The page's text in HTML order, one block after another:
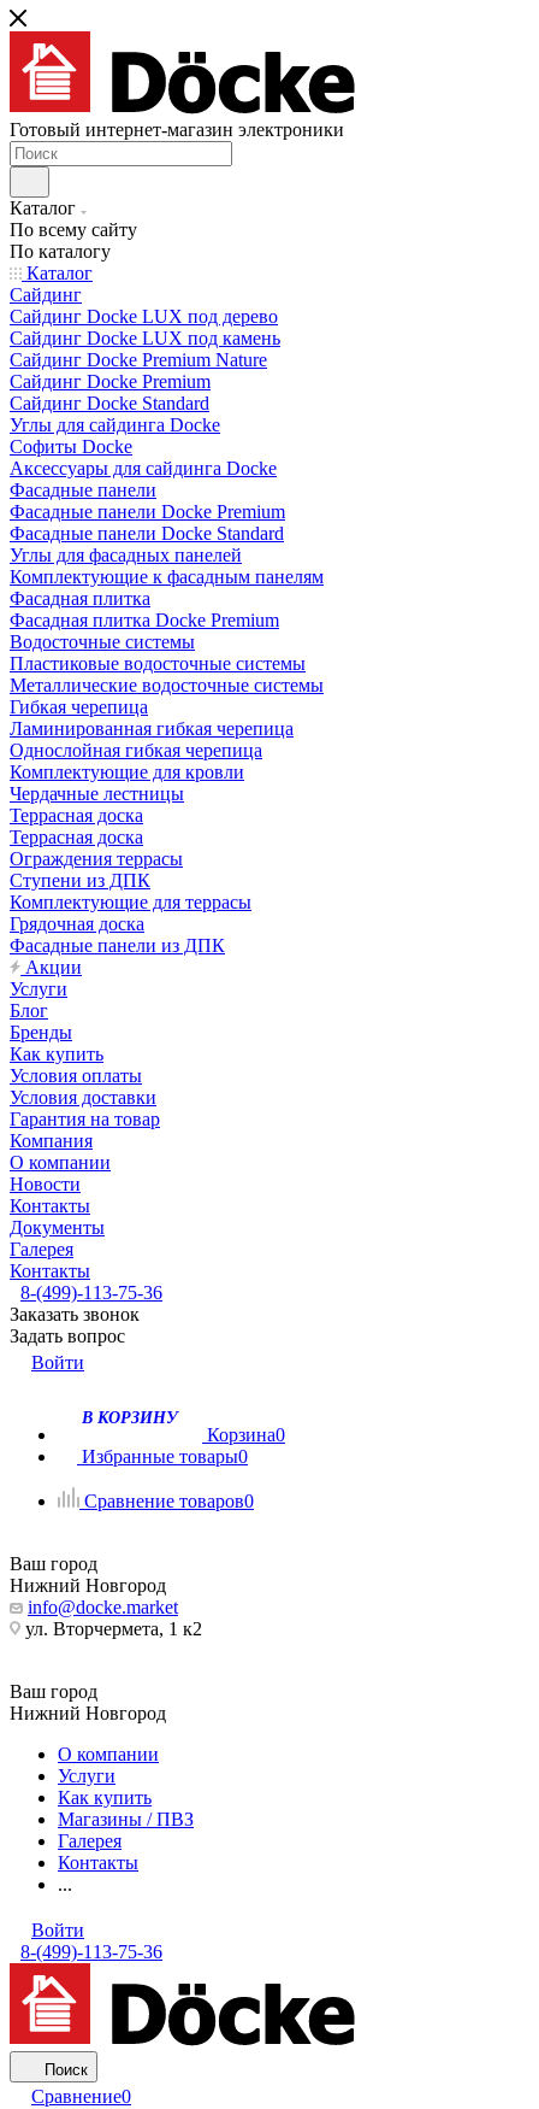
Готовый интернет-магазин электроники
Каталог
По всему сайту
По каталогу
Каталог
Сайдинг
Сайдинг Docke LUX под дерево
Сайдинг Docke LUX под камень
Сайдинг Docke Premium Nature
Сайдинг Docke Premium
Сайдинг Docke Standard
Углы для сайдинга Docke
Софиты Docke
Аксессуары для сайдинга Docke
Фасадные панели
Фасадные панели Docke Premium
Фасадные панели Docke Standard
Углы для фасадных панелей
Комплектующие к фасадным панелям
Фасадная плитка
Фасадная плитка Docke Premium
Водосточные системы
Пластиковые водосточные системы
Металлические водосточные системы
Гибкая черепица
Ламинированная гибкая черепица
Однослойная гибкая черепица
Комплектующие для кровли
Чердачные лестницы
Террасная доска
Террасная доска
Ограждения террасы
Ступени из ДПК
Комплектующие для террасы
Грядочная доска
Фасадные панели из ДПК
Акции
Услуги
Блог
Бренды
Как купить
Условия оплаты
Условия доставки
Гарантия на товар
Компания
О компании
Новости
Контакты
Документы
Галерея
Контакты
8-(499)-113-75-36
Заказать звонок
Задать вопрос
Войти
В КОРЗИНУ
Корзина0
Избранные товары0
Сравнение товаров0
Ваш город
Нижний Новгород
info@docke.market
ул. Вторчермета, 1 к2
Ваш город
Нижний Новгород
О компании
Услуги
Как купить
Магазины / ПВЗ
Галерея
Контакты
...
Войти
8-(499)-113-75-36
Поиск
Сравнение0